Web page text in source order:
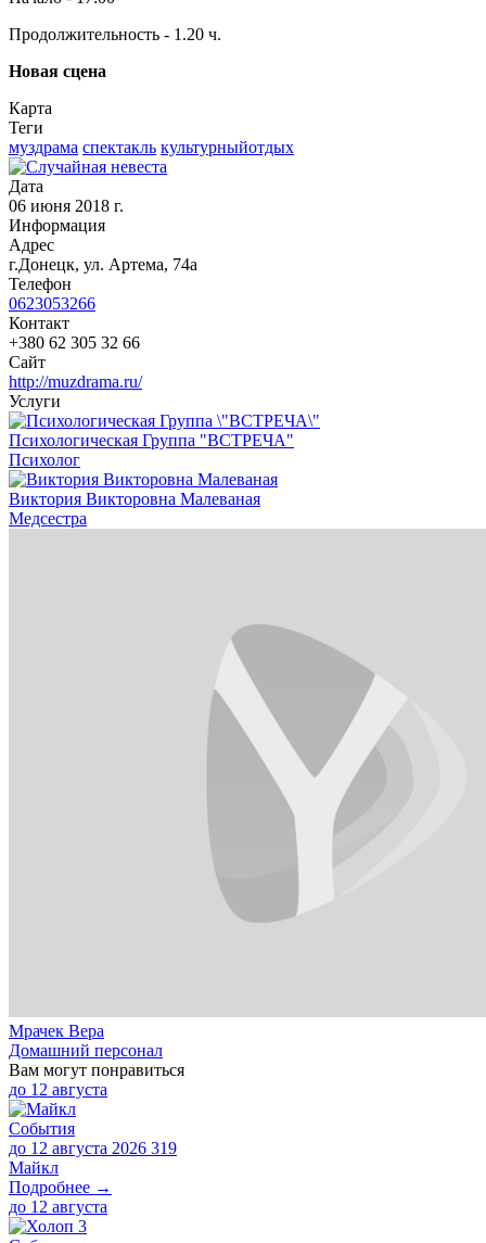
Продолжительность - 1.20 ч.
Новая сцена
Карта
Теги
муздрама спектакль культурныйотдых
Дата
06 июня 2018 г.
Информация
Адрес
г.Донецк, ул. Артема, 74а
Телефон
0623053266
Контакт
+380 62 305 32 66
Сайт
http://muzdrama.ru/
Услуги
Психологическая Группа "ВСТРЕЧА"
Психолог
Виктория Викторовна Малеваная
Медсестра
Мрачек Вера
Домашний персонал
Вам могут понравиться
до 12 августа
События
до 12 августа 2026 319
Майкл
Подробнее →
до 12 августа